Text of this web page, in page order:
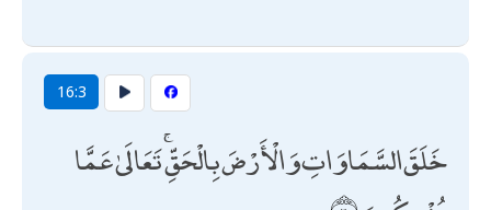
16:3
خَلَقَ السَّمَاوَاتِ وَالْأَرْضَ بِالْحَقِّ ۚ تَعَالَىٰ عَمَّا